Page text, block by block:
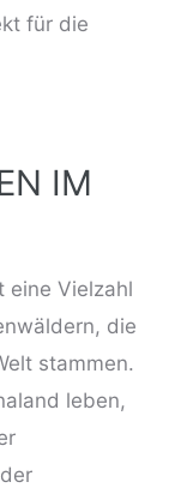
für die
IM
eine Vielzahl
die
stammen.
leben,